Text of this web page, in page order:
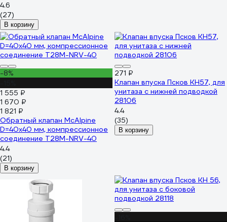
4.6
(27)
В корзину
-8%
1 555 ₽
1 670 ₽
1 821 ₽
Обратный клапан McAlpine
D=40х40 мм, компрессионное
соединение T28M-NRV-40
4.4
(21)
В корзину
271 ₽
Клапан впуска Псков КН57, для
унитаза с нижней подводкой
28106
4.4
(35)
В корзину